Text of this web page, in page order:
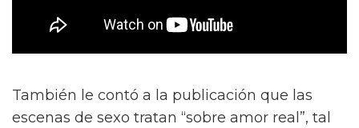
También le contó a la publicación que las
escenas de sexo tratan “sobre amor real”, tal